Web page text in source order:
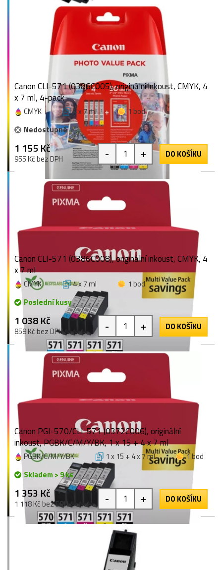
Canon CLI-571 (0386C005), originální inkoust, CMYK, 4
x 7 ml, 4-pack
CMYK 4 x 7 ml
1 bod
Nedostupné
1 155 Kč
955 Kč bez DPH - + DO KOŠÍKU
Canon CLI-571 (0386C008), originální inkoust, CMYK, 4
x 7 ml
CMYK 4 x 7 ml
1 bod
Poslední kusy
1 038 Kč
858 Kč bez DPH - + DO KOŠÍKU
Canon PGI-570/CLI-571 (0372C006), originální
inkoust, PGBK/C/M/Y/BK, 1 x 15 + 4 x 7 ml
PGBK/C/M/Y/BK 1 x 15 + 4 x 7 ml
1 bod
Skladem > 9 ks
1 353 Kč
1 118 Kč bez DPH - + DO KOŠÍKU